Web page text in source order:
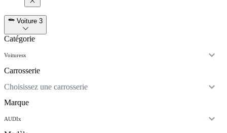
Voiture 3
Catégorie
Voituresx
Carrosserie
Choisissez une carrosserie
Marque
AUDIx